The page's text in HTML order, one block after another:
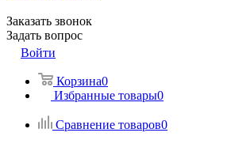
Заказать звонок
Задать вопрос
Войти
Корзина0
Избранные товары0
Сравнение товаров0